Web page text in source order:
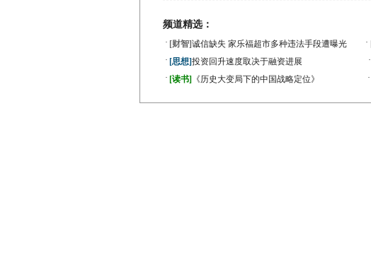
频道精选：
· [财智]诚信缺失 家乐福超市多种违法手段遭曝光 ·
· [思想]投资回升速度取决于融资进展 ·
· [读书] 《历史大变局下的中国战略定位》 ·